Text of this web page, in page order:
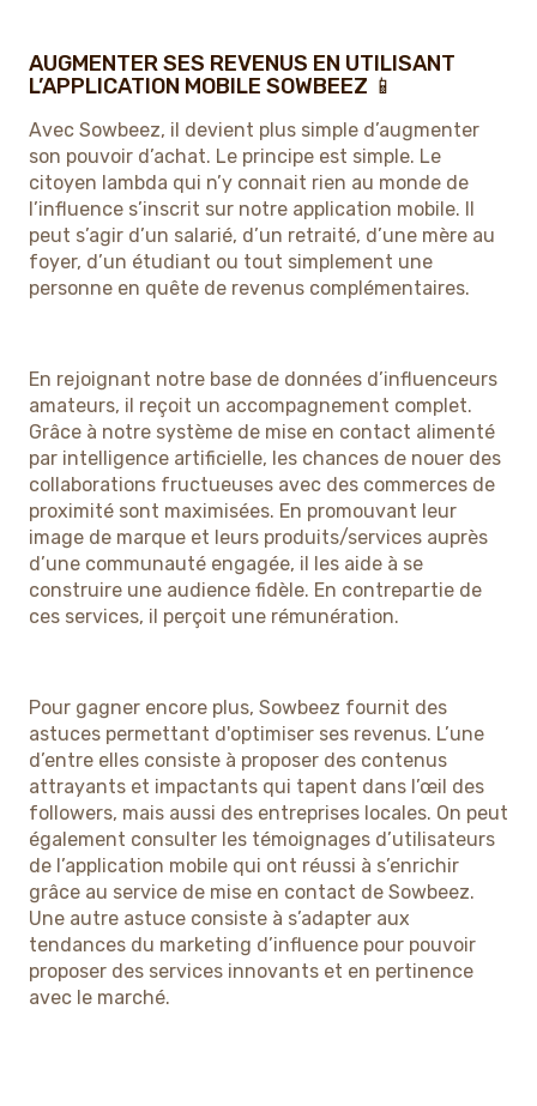
AUGMENTER SES REVENUS EN UTILISANT
L’APPLICATION MOBILE SOWBEEZ 📱
Avec Sowbeez, il devient plus simple d’augmenter
son pouvoir d’achat. Le principe est simple. Le
citoyen lambda qui n’y connait rien au monde de
l’influence s’inscrit sur notre application mobile. Il
peut s’agir d’un salarié, d’un retraité, d’une mère au
foyer, d’un étudiant ou tout simplement une
personne en quête de revenus complémentaires.
En rejoignant notre base de données d’influenceurs
amateurs, il reçoit un accompagnement complet.
Grâce à notre système de mise en contact alimenté
par intelligence artificielle, les chances de nouer des
collaborations fructueuses avec des commerces de
proximité sont maximisées. En promouvant leur
image de marque et leurs produits/services auprès
d’une communauté engagée, il les aide à se
construire une audience fidèle. En contrepartie de
ces services, il perçoit une rémunération.
Pour gagner encore plus, Sowbeez fournit des
astuces permettant d'optimiser ses revenus. L’une
d’entre elles consiste à proposer des contenus
attrayants et impactants qui tapent dans l’œil des
followers, mais aussi des entreprises locales. On peut
également consulter les témoignages d’utilisateurs
de l’application mobile qui ont réussi à s’enrichir
grâce au service de mise en contact de Sowbeez.
Une autre astuce consiste à s’adapter aux
tendances du marketing d’influence pour pouvoir
proposer des services innovants et en pertinence
avec le marché.